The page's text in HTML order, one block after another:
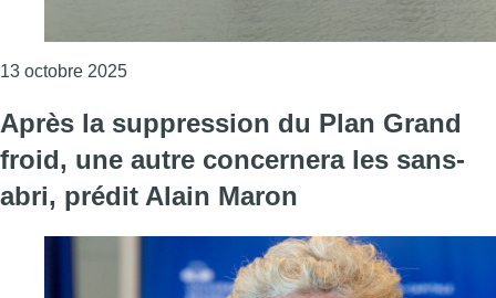
13 octobre 2025Consulter l'article "Le transport fluvial lance
Après la suppression du Plan Grand
froid, une autre concernera les sans-
abri, prédit Alain Maron